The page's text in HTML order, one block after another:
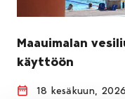
Maauimalan
käyttöön
18 kesäkuun, 2026